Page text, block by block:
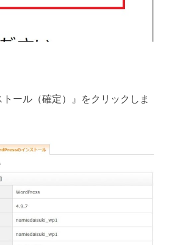
ール（確定）』をクリックしま